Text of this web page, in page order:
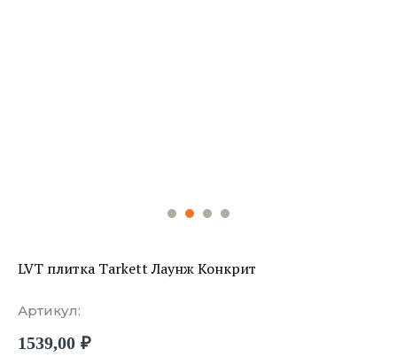
LVT плитка Tarkett Лаунж Конкрит
Артикул:
1539,00 ₽